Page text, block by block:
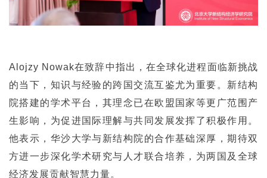
Alojzy Nowak在致辞中指出，在全球化进程面临新挑战
的当下，知识与经验的跨国交流互鉴尤为重要。新结构
院搭建的学术平台，其理念已在欧盟国家等更广范围产
生影响，为促进国际理解与共同发展发挥了积极作用。
他表示，华沙大学与新结构院的合作基础深厚，期待双
方进一步深化学术研究与人才联合培养，为两国及全球
经济发展贡献智慧力量。